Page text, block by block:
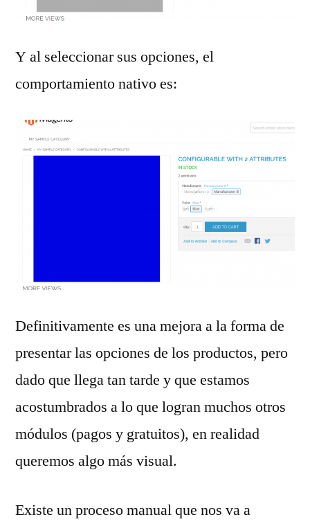
Y al seleccionar sus opciones, el
comportamiento nativo es:
Definitivamente es una mejora a la forma de
presentar las opciones de los productos, pero
dado que llega tan tarde y que estamos
acostumbrados a lo que logran muchos otros
módulos (pagos y gratuitos), en realidad
queremos algo más visual.
Existe un proceso manual que nos va a